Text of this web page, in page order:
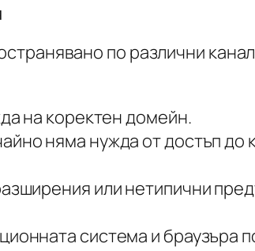
по различни
на коректен домейн.
няма нужда от достъп до
или нетипични
система и браузъра